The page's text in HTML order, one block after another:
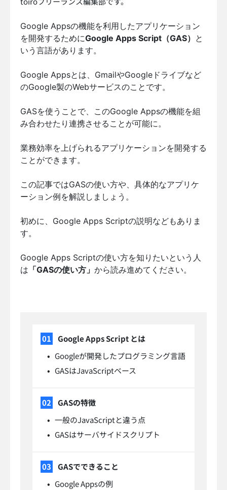
Google Appsの機能を利用したアプリケーション
を開発するためにGoogle Apps Script（GAS） と
いう言語があります。
Google Appsとは、GmailやGoogleドライブなど
のGoogle製のWebサービスのことです。
GASを使うことで、このGoogle Appsの機能を組
み合わせたり連携させることが可能に。
業務効率を上げられるアプリケーションを開発する
ことができます。
この記事ではGASの使い方や、具体的なアプリケ
ーション例を解説しましょう。
初めに、Google Apps Scriptの説明などもありま
す。
Google Apps Scriptの使い方を知りたいという人
は 「GASの使い方」 から読み進めてください。
Google Apps Script とは
Googleが開発したプログラミング言語
GASはJavaScriptベース
GASの特徴
一般のJavaScriptと違う点
GASはサーバサイドスクリプト
GASでできること
Google Appsの例